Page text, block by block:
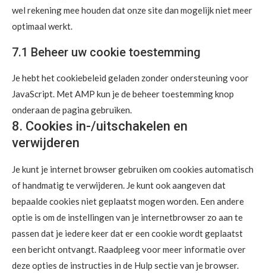
wel rekening mee houden dat onze site dan mogelijk niet meer
optimaal werkt.
7.1 Beheer uw cookie toestemming
Je hebt het cookiebeleid geladen zonder ondersteuning voor
JavaScript. Met AMP kun je de beheer toestemming knop
onderaan de pagina gebruiken.
8. Cookies in-/uitschakelen en
verwijderen
Je kunt je internet browser gebruiken om cookies automatisch
of handmatig te verwijderen. Je kunt ook aangeven dat
bepaalde cookies niet geplaatst mogen worden. Een andere
optie is om de instellingen van je internetbrowser zo aan te
passen dat je iedere keer dat er een cookie wordt geplaatst
een bericht ontvangt. Raadpleeg voor meer informatie over
deze opties de instructies in de Hulp sectie van je browser.